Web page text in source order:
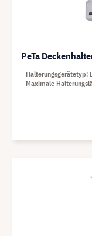
PeTa
Halterungsgerätetyp
Maximale